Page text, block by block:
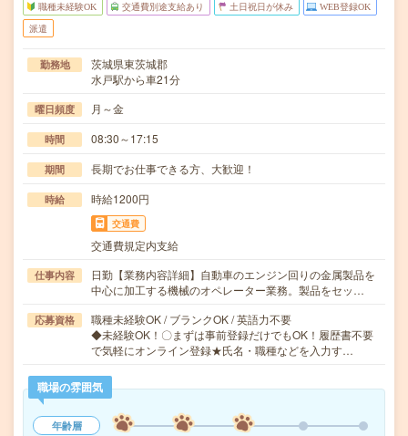
職種未経験OK 交通費別途支給あり 土日祝日が休み WEB登録OK
派遣
勤務地
茨城県東茨城郡
水戸駅から車21分
曜日頻度 月～金
時間 08:30～17:15
期間 長期でお仕事できる方、大歓迎！
時給 時給1200円
交通費
交通費規定内支給
仕事内容
日勤【業務内容詳細】自動車のエンジン回りの金属製品を
中心に加工する機械のオペレーター業務。製品をセッ…
応募資格
職種未経験OK / ブランクOK / 英語力不要
◆未経験OK！〇まずは事前登録だけでもOK！履歴書不要
で気軽にオンライン登録★氏名・職種などを入力す…
職場の雰囲気
年齢層